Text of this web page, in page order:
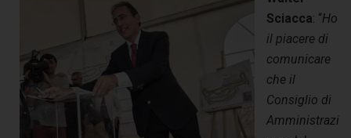
Sciacca: “Ho
il piacere di
comunicare
che il
Consiglio di
Amministrazi